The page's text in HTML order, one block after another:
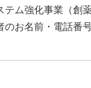
ム強化事業（創
お名前・電話番